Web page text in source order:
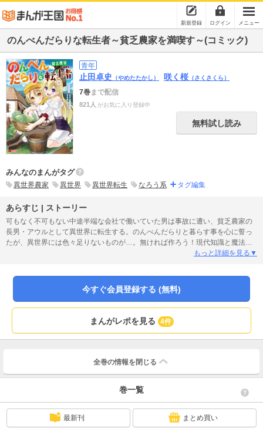
新規登録 ログイン メニュー
のんべんだらりな転生者～貧乏農家を満喫す～(コミック)
青年
止田卓史 （やめたたかし） 咲く桜 （さくさくら）
7巻まで配信
821人 がお気に入り登録中
無料試し読み
みんなのまんがタグ
異世界農家 異世界 異世界転生 なろう系 タグ編集
あらすじ | ストーリー
可もなく不可もない中途半端な会社で働いていた男は事故に遭い、貧乏農家の
長男・アウルとして異世界に転生する。のんべんだらりと暮らす事を心に誓っ
たが、異世界には色々足りないものが…。無ければ作ろう！現代知識と魔法で
Let's DIY!!第8回「ネット小説大賞」金賞受賞作、待望のコミカライズ第1巻!!
もっと詳細を見る▼
今すぐ会員登録する (無料)
まんがレポを見る 4件
全巻の情報を 閉じる
巻一覧
最新刊 まとめ買い